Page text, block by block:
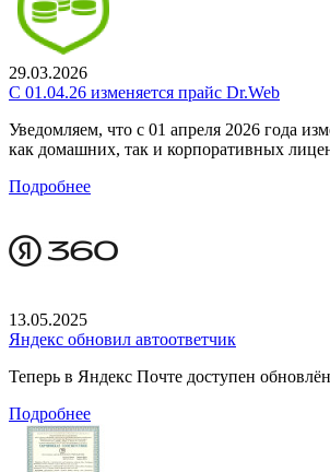
29.03.2026
С 01.04.26 изменяется прайс Dr.Web
Уведомляем, что с 01 апреля 2026 года
как домашних, так и корпоративных
Подробнее
13.05.2025
Яндекс обновил автоответчик
Теперь в Яндекс Почте доступен
Подробнее